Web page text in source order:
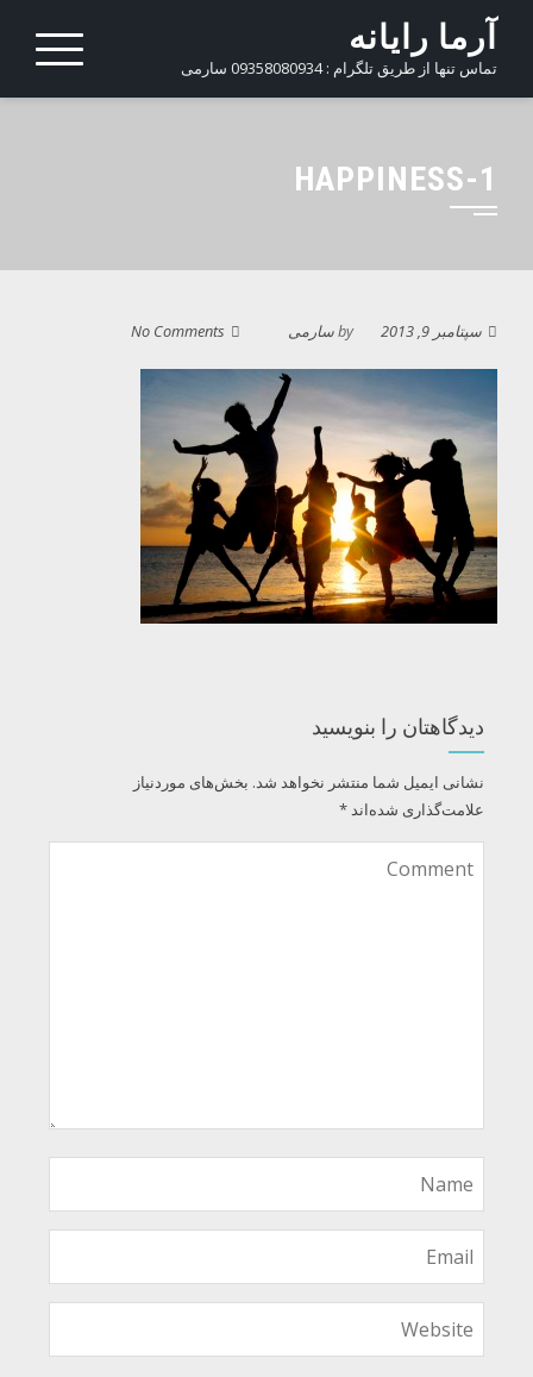
Skip
content
آرما رایانه
تماس تنها از طریق تلگرام : 09358080934 سارمی
HAPPINESS-1
سپتامبر 9, 2013 by سارمی No Comments
دیدگاهتان را بنویسید
نشانی ایمیل شما منتشر نخواهد شد. بخش‌های موردنیاز
علامت‌گذاری شده‌اند*